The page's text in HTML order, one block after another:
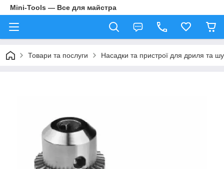
Mini-Tools — Все для майстра
Товари та послуги Насадки та пристрої для дриля та